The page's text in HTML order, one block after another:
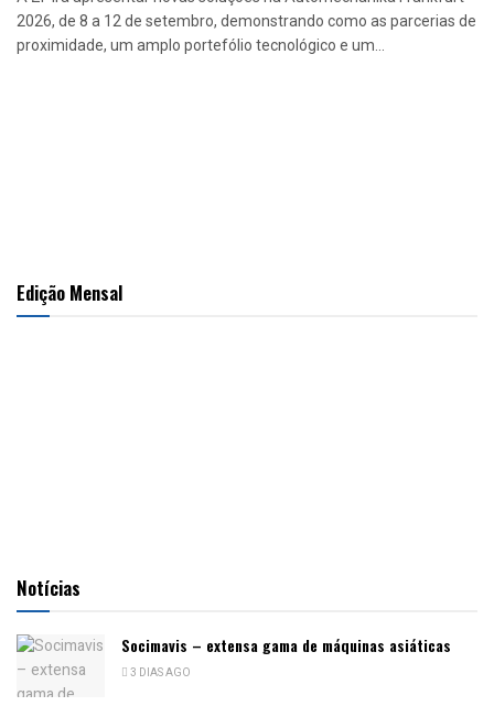
2026, de 8 a 12 de setembro, demonstrando como as parcerias de
proximidade, um amplo portefólio tecnológico e um...
Edição Mensal
Notícias
Socimavis – extensa gama de máquinas asiáticas
3 DIAS AGO